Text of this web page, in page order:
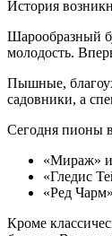
История
Шарообразный
молодость.
Пышные,
садовники, а
Сегодня пионы
«Мираж»
«Гледис
«Ред
Кроме